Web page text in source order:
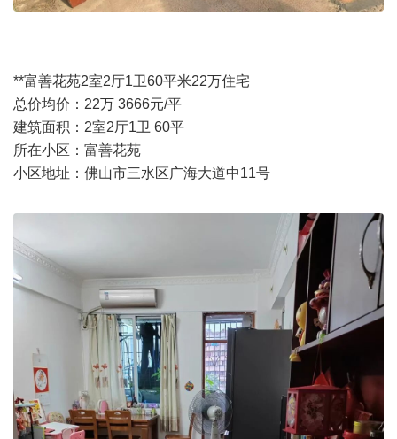
**富善花苑2室2厅1卫60平米22万住宅
总价均价：22万 3666元/平
建筑面积：2室2厅1卫 60平
所在小区：富善花苑
小区地址：佛山市三水区广海大道中11号